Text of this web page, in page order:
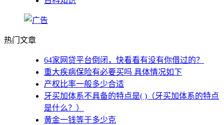
热门文章
64家网贷平台倒闭，快看看有没有你借过的？
重大疾病保险有必要买吗 具体情况如下
产权比率一般多少合适
牙买加体系不具备的特点是( )（牙买加体系的特点
是什么？）
黄金一钱等于多少克